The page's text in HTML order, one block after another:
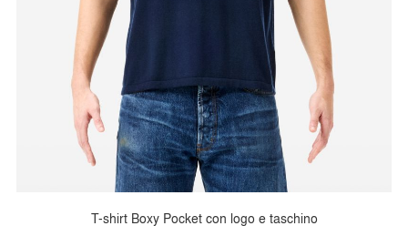
T-shirt Boxy Pocket con logo e taschino